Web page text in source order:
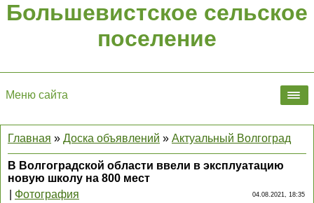
Большевистское сельское
поселение
Меню сайта
Главная » Доска объявлений » Актуальный Волгоград
В Волгоградской области ввели в эксплуатацию
новую школу на 800 мест
Фотография 04.08.2021, 18:35